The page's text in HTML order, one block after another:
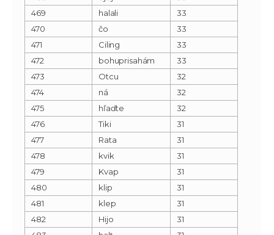
469
halali
33
470
čo
33
471
Ciling
33
472
bohuprisahám
33
473
Otcu
32
474
ná
32
475
hľaďte
32
476
Tiki
31
477
Rata
31
478
kvik
31
479
Kvap
31
480
klip
31
481
klep
31
482
Hijo
31